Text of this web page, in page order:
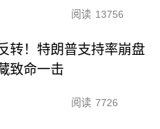
阅读 13756
转！特朗普支持率崩盘
致命一击
阅读 7726